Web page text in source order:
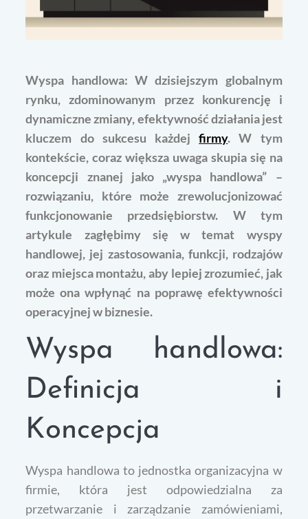
Wyspa handlowa: W dzisiejszym globalnym
rynku, zdominowanym przez konkurencję i
dynamiczne zmiany, efektywność działania jest
kluczem do sukcesu każdejfirmy. W tym
kontekście, coraz większa uwaga skupia się na
koncepcji znanej jako „wyspa handlowa” –
rozwiązaniu, które może zrewolucjonizować
funkcjonowanie przedsiębiorstw. W tym
artykule zagłębimy się w temat wyspy
handlowej, jej zastosowania, funkcji, rodzajów
oraz miejsca montażu, aby lepiej zrozumieć, jak
może ona wpłynąć na poprawę efektywności
operacyjnej w biznesie.
Wyspa handlowa:
Definicja i
Koncepcja
Wyspa handlowa to jednostka organizacyjna w
firmie, która jest odpowiedzialna za
przetwarzanie i zarządzanie zamówieniami,